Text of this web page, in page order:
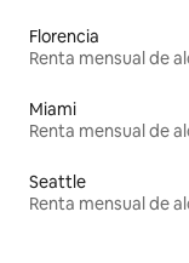
Florencia
Miami
Seattle